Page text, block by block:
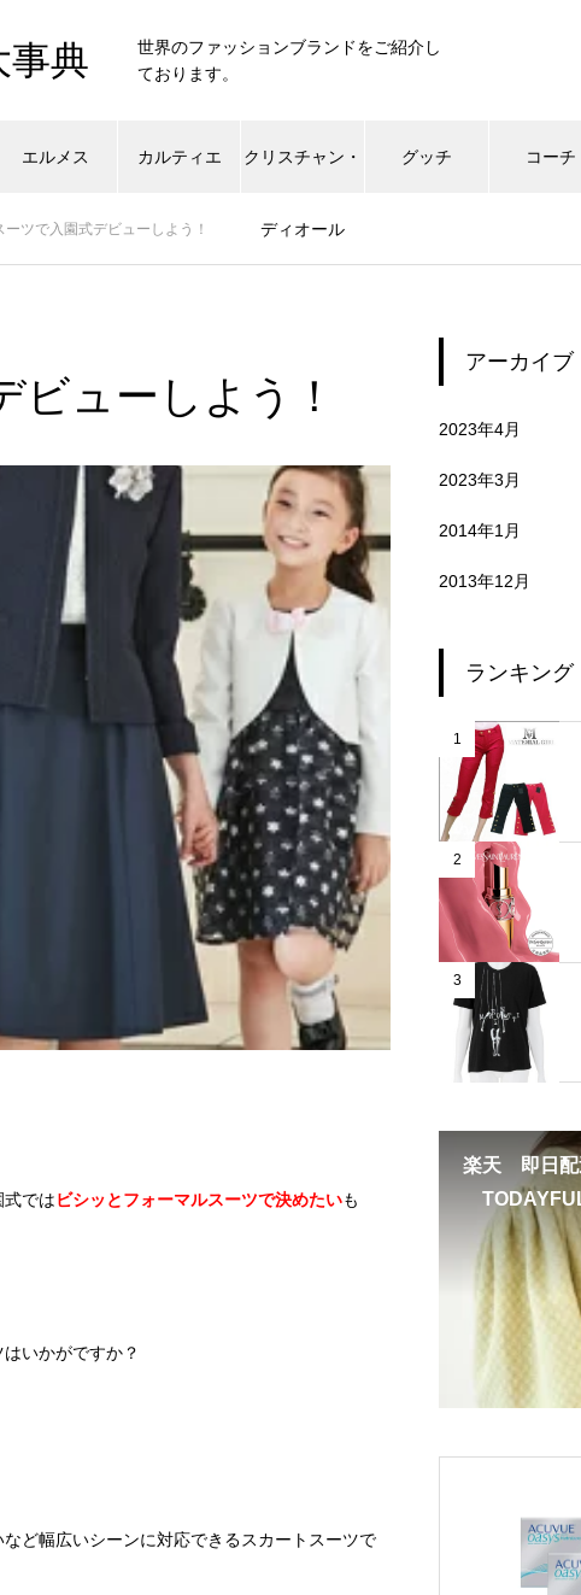
典
世界のファッションブランドをご紹介し
ております。
エルメス カルティエ クリスチャン・
ディオール
グッチ コーチ
ーツで入園式デビューしよう！
ビューしよう！
ではビシッとフォーマルスーツで決めたいも
いかがですか？
ど幅広いシーンに対応できるスカートスーツで
アーカイブ
2023年4月
2023年3月
2014年1月
2013年12月
ランキング
1
2
3
TODAYFUL 小紋柄のブラウス
エルメス